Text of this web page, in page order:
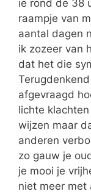
ie rond de 38
raampje van
aantal dagen
ik zozeer van
dat het die
afgevraagd
lichte
wijzen maar
anderen
zo gauw je
je mooi je
niet meer met